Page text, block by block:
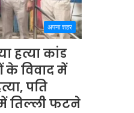
अपना शहर
हत्या कांड
विवाद में
पति
में तिल्ली फटने